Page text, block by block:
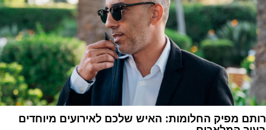
רותם מפיק החלומות: האיש שלכם לאירועים מיוחדים